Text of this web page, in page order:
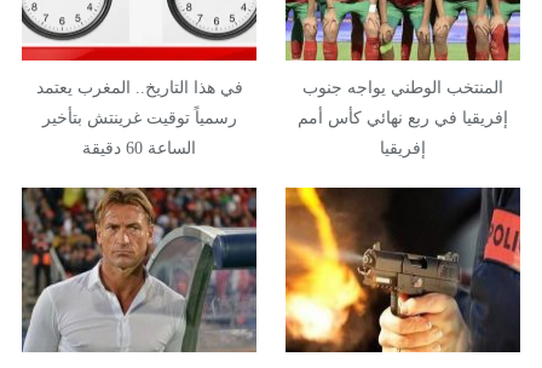
المنتخب الوطني يواجه جنوب
إفريقيا في ربع نهائي كأس أمم
إفريقيا
في هذا التاريخ.. المغرب يعتمد
رسمياً توقيت غرينتش بتأخير
الساعة 60 دقيقة